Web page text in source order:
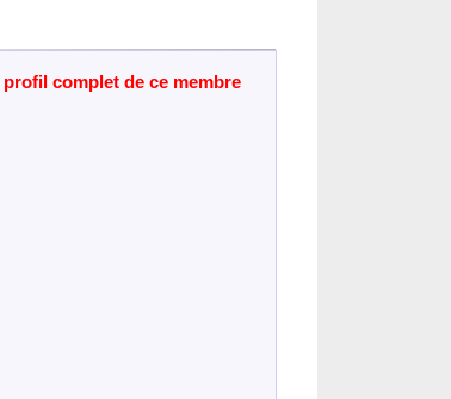
complet de ce membre